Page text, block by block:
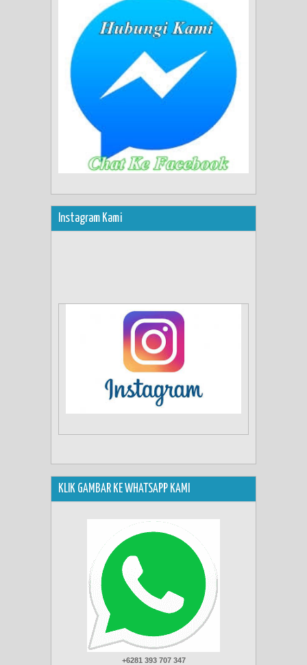
Instagram Kami
KLIK GAMBAR KE WHATSAPP KAMI
+6281 393 707 347